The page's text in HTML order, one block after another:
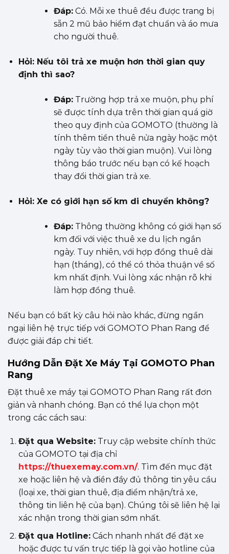
Đáp:Có. Mỗi xe thuê đều được trang bị
sẵn 2 mũ bảo hiểm đạt chuẩn và áo mưa
cho người thuê.
Hỏi: Nếu tôi trả xe muộn hơn thời gian quy
định thì sao?
Đáp:Trường hợp trả xe muộn, phụ phí
sẽ được tính dựa trên thời gian quá giờ
theo quy định của GOMOTO (thường là
tính thêm tiền thuê nửa ngày hoặc một
ngày tùy vào thời gian muộn). Vui lòng
thông báo trước nếu bạn có kế hoạch
thay đổi thời gian trả xe.
Hỏi: Xe có giới hạn số km di chuyển không?
Đáp:Thông thường không có giới hạn số
km đối với việc thuê xe du lịch ngắn
ngày. Tuy nhiên, với hợp đồng thuê dài
hạn (tháng), có thể có thỏa thuận về số
km nhất định. Vui lòng xác nhận rõ khi
làm hợp đồng thuê.
Nếu bạn có bất kỳ câu hỏi nào khác, đừng ngần
ngại liên hệ trực tiếp với GOMOTO Phan Rang để
được giải đáp chi tiết.
Hướng Dẫn Đặt Xe Máy Tại GOMOTO Phan
Rang
Đặt thuê xe máy tại GOMOTO Phan Rang rất đơn
giản và nhanh chóng. Bạn có thể lựa chọn một
trong các cách sau:
Đặt qua Website:Truy cập website chính thức
của GOMOTO tại địa chỉ
https://thuexemay.com.vn/. Tìm đến mục đặt
xe hoặc liên hệ và điền đầy đủ thông tin yêu cầu
(loại xe, thời gian thuê, địa điểm nhận/trả xe,
thông tin liên hệ của bạn). Chúng tôi sẽ liên hệ lại
xác nhận trong thời gian sớm nhất.
Đặt qua Hotline:Cách nhanh nhất để đặt xe
hoặc được tư vấn trực tiếp là gọi vào hotline của